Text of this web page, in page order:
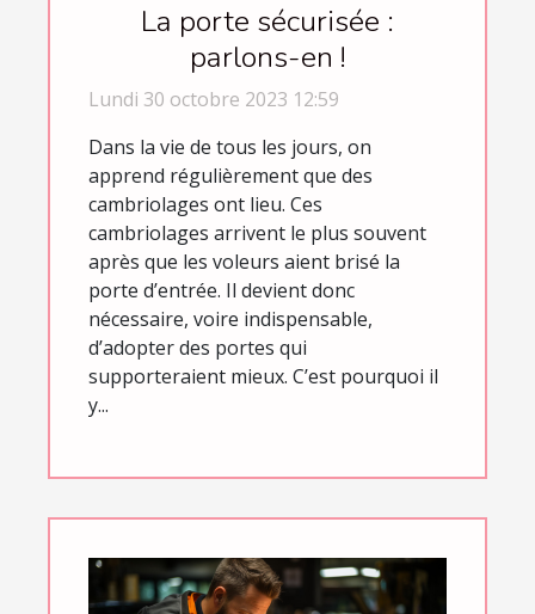
La porte sécurisée :
parlons-en !
Lundi 30 octobre 2023 12:59
Dans la vie de tous les jours, on
apprend régulièrement que des
cambriolages ont lieu. Ces
cambriolages arrivent le plus souvent
après que les voleurs aient brisé la
porte d’entrée. Il devient donc
nécessaire, voire indispensable,
d’adopter des portes qui
supporteraient mieux. C’est pourquoi il
y...